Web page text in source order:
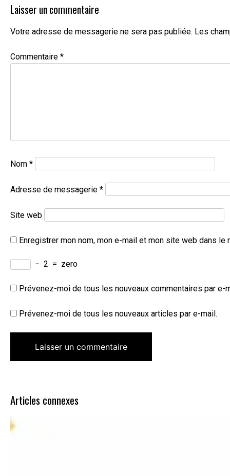
Laisser un commentaire
Votre adresse de messagerie ne sera pas publiée. Les
Commentaire *
Nom *
Adresse de messagerie *
Site web
Enregistrer mon nom, mon e-mail et mon site web dans le
− 2 = zero
Prévenez-moi de tous les nouveaux commentaires par e-
Prévenez-moi de tous les nouveaux articles par e-mail.
Articles connexes